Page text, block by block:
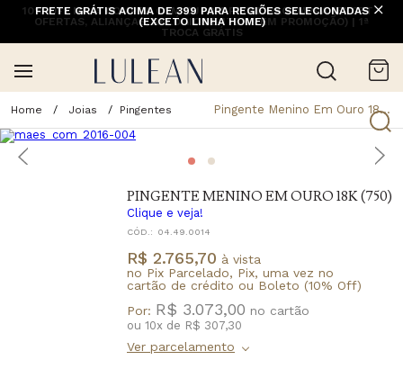
10% OFF NA 1ª COMPRA COM CUPOM PRIMEIRACOMPRA (EXCETO
OFERTAS, ALIANÇAS, RELÓGIOS E ITENS EM PROMOÇÃO) | 1ª
TROCA GRÁTIS
FRETE GRÁTIS ACIMA DE 399 PARA REGIÕES SELECIONADAS
(EXCETO LINHA HOME)
Joias Pingentes Pingente Menino Em Ouro 18K (750)
PINGENTE MENINO EM OURO 18K (750)
Clique e veja!
CÓD.: 04.49.0014
R$ 2.765,70 à vista
no Pix Parcelado, Pix, uma vez no
cartão de crédito ou Boleto (10% Off)
Por: R$ 3.073,00
ou 10x de R$ 307,30